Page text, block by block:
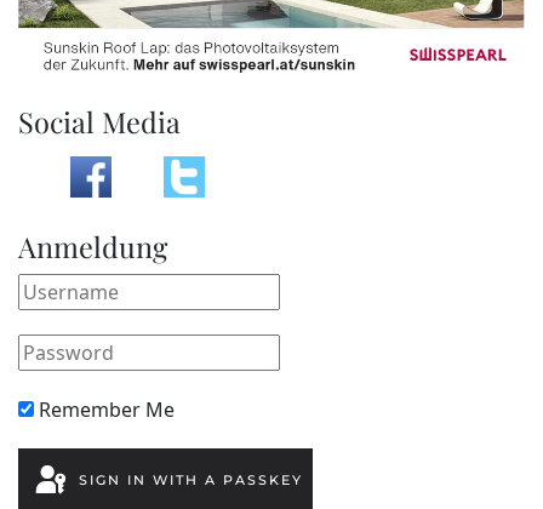
Social Media
Anmeldung
Remember Me
SIGN IN WITH A PASSKEY